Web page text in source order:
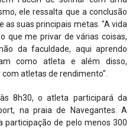
ele ressalta que a conclusão
suas principais metas. "A vida
que me privar de várias coisas,
da faculdade, aqui aprendo
como atleta e além disso,
atletas de rendimento".
8h30, o atleta participará da
na praia de Navegantes. A
participação de pelo menos 300